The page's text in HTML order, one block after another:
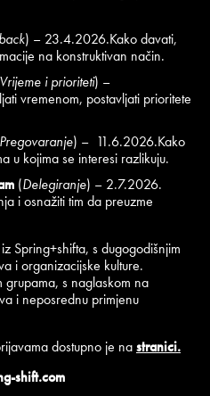
) – 23.4.2026.Kako davati,
na konstruktivan način.
Vrijeme i prioriteti) –
vremenom, postavljati prioritete
Pregovaranje) – 11.6.2026.Kako
u kojima se interesi razlikuju.
(Delegiranje) – 2.7.2026.
i osnažiti tim da preuzme
Spring+shifta, s dugogodišnjim
i organizacijske kulture.
grupama, s naglaskom na
i neposrednu primjenu
dostupno je nastranici.
shift.com